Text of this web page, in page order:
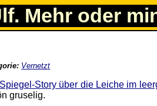
Mehr oder
Vernetzt
Story über die Leiche im
gruselig.